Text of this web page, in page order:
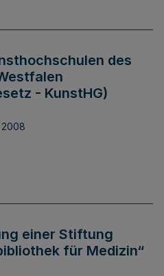
des
- KunstHG)
2008
einer Stiftung
für Medizin“